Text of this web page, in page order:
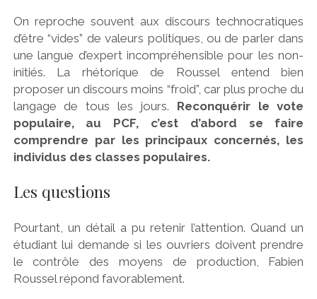
On reproche souvent aux discours technocratiques
d’être “vides” de valeurs politiques, ou de parler dans
une langue d’expert incompréhensible pour les non-
initiés. La rhétorique de Roussel entend bien
proposer un discours moins “froid”, car plus proche du
langage de tous les jours. Reconquérir le vote
populaire, au PCF, c’est d’abord se faire
comprendre par les principaux concernés, les
individus des classes populaires.
Les questions
Pourtant, un détail a pu retenir l’attention. Quand un
étudiant lui demande si les ouvriers doivent prendre
le contrôle des moyens de production, Fabien
Roussel répond favorablement.